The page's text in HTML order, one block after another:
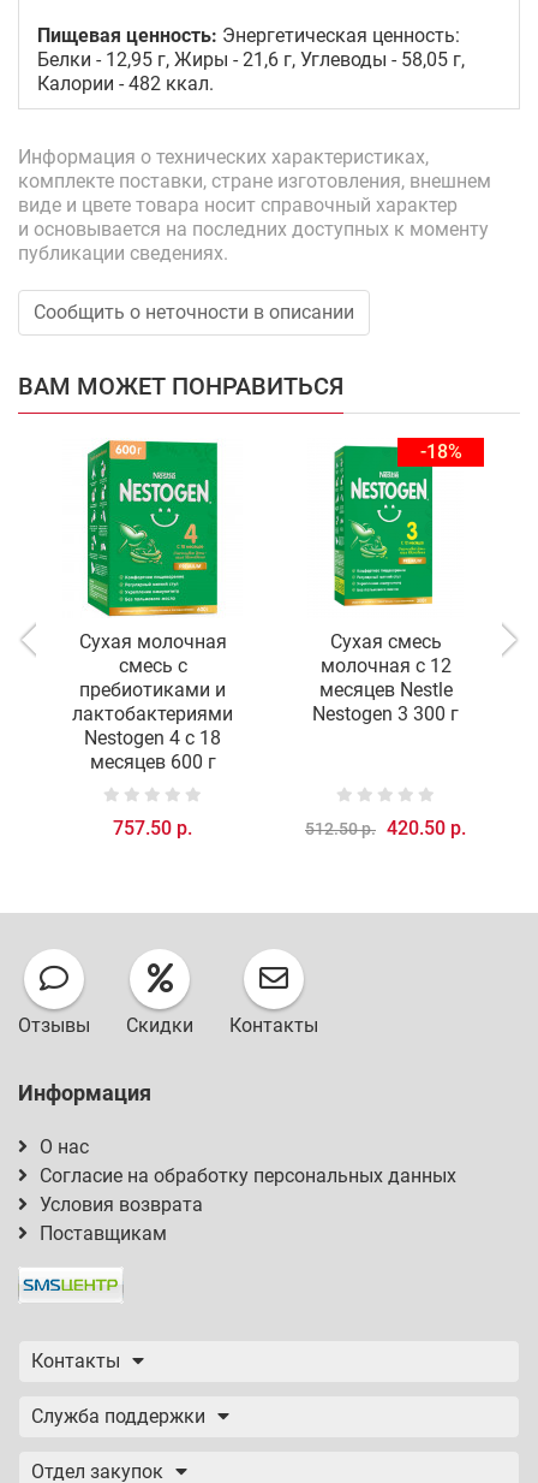
Пищевая ценность: Энергетическая ценность:
Белки - 12,95 г, Жиры - 21,6 г, Углеводы - 58,05 г,
Калории - 482 ккал.
Информация о технических характеристиках,
комплекте поставки, стране изготовления, внешнем
виде и цвете товара носит справочный характер
и основывается на последних доступных к моменту
публикации сведениях.
Сообщить о неточности в описании
ВАМ МОЖЕТ ПОНРАВИТЬСЯ
Сухая молочная
смесь с
пребиотиками и
лактобактериями
Nestogen 4 с 18
месяцев 600 г
757.50 р.
-18%
Сухая смесь
молочная с 12
месяцев Nestle
Nestogen 3 300 г
512.50 р. 420.50 р.
Отзывы Скидки Контакты
Информация
О нас
Согласие на обработку персональных данных
Условия возврата
Поставщикам
Контакты
Служба поддержки
Отдел закупок